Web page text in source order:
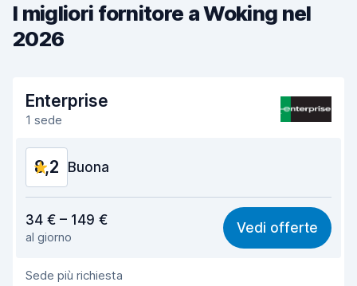
I migliori fornitore a Woking nel
2026
Enterprise
1 sede
8,2 Buona
7,9
Facile da trovare 8,2
Gentilezza degli agenti
34 € – 149 €
al giorno
Vedi offerte
Sede più richiesta